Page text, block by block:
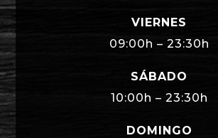
VIERNES
09:00h – 23:30h
SÁBADO
10:00h – 23:30h
DOMINGO